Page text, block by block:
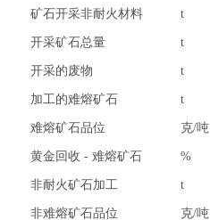
矿石开采非耐火材料 t
开采矿石总量 t
开采的废物 t
加工的难熔矿石 t
难熔矿石品位 克/吨
黄金回收 - 难熔矿石 %
非耐火矿石加工 t
非难熔矿石品位 克/吨